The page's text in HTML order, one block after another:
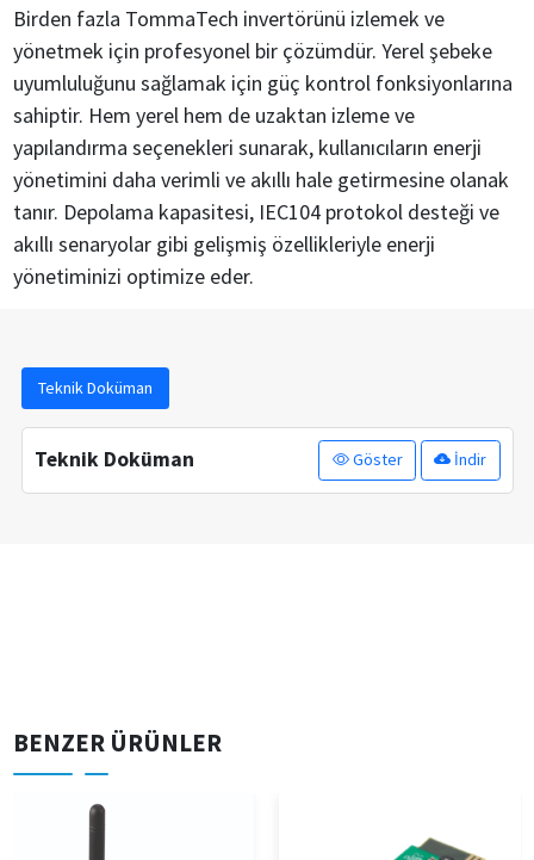
Birden fazla TommaTech invertörünü izlemek ve
yönetmek için profesyonel bir çözümdür. Yerel şebeke
uyumluluğunu sağlamak için güç kontrol fonksiyonlarına
sahiptir. Hem yerel hem de uzaktan izleme ve
yapılandırma seçenekleri sunarak, kullanıcıların enerji
yönetimini daha verimli ve akıllı hale getirmesine olanak
tanır. Depolama kapasitesi, IEC104 protokol desteği ve
akıllı senaryolar gibi gelişmiş özellikleriyle enerji
yönetiminizi optimize eder.
Teknik Doküman
Teknik Doküman Göster İndir
BENZER ÜRÜNLER